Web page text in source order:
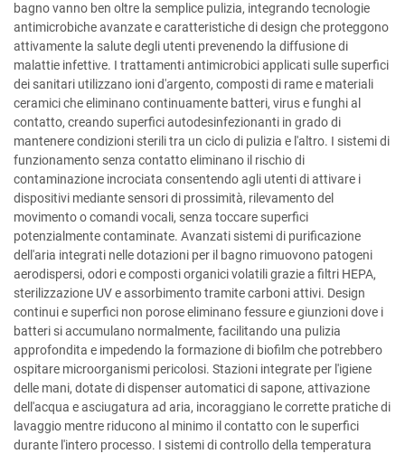
bagno vanno ben oltre la semplice pulizia, integrando tecnologie
antimicrobiche avanzate e caratteristiche di design che proteggono
attivamente la salute degli utenti prevenendo la diffusione di
malattie infettive. I trattamenti antimicrobici applicati sulle superfici
dei sanitari utilizzano ioni d'argento, composti di rame e materiali
ceramici che eliminano continuamente batteri, virus e funghi al
contatto, creando superfici autodesinfezionanti in grado di
mantenere condizioni sterili tra un ciclo di pulizia e l'altro. I sistemi di
funzionamento senza contatto eliminano il rischio di
contaminazione incrociata consentendo agli utenti di attivare i
dispositivi mediante sensori di prossimità, rilevamento del
movimento o comandi vocali, senza toccare superfici
potenzialmente contaminate. Avanzati sistemi di purificazione
dell'aria integrati nelle dotazioni per il bagno rimuovono patogeni
aerodispersi, odori e composti organici volatili grazie a filtri HEPA,
sterilizzazione UV e assorbimento tramite carboni attivi. Design
continui e superfici non porose eliminano fessure e giunzioni dove i
batteri si accumulano normalmente, facilitando una pulizia
approfondita e impedendo la formazione di biofilm che potrebbero
ospitare microorganismi pericolosi. Stazioni integrate per l'igiene
delle mani, dotate di dispenser automatici di sapone, attivazione
dell'acqua e asciugatura ad aria, incoraggiano le corrette pratiche di
lavaggio mentre riducono al minimo il contatto con le superfici
durante l'intero processo. I sistemi di controllo della temperatura